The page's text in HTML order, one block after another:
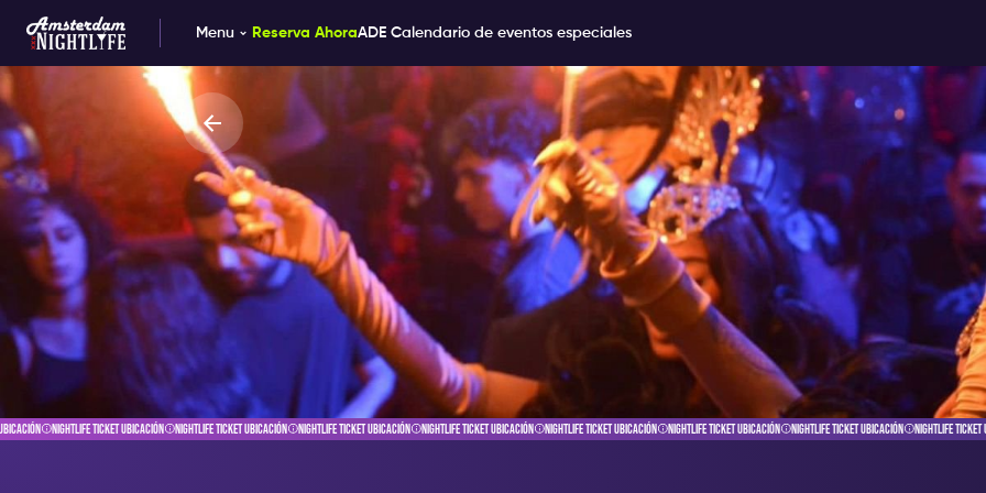
Menu Reserva AhoraADE Calendario de eventos especiales
UBICACIÓN NIGHTLIFE TICKET UBICACIÓN NIGHTLIFE TICKET UBICACIÓN NIGHTLIFE TICKET UBICACIÓN NIGHTLIFE TICKET UBICACIÓN NIGHTLIFE TICKET UBICACIÓN NIGHTLIFE TICKET UBICACIÓN NIGHTLIFE TICKET UBICACIÓN NIGHTLIFE